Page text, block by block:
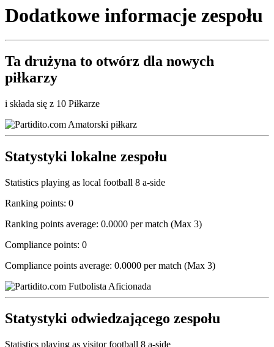
Dodatkowe informacje zespołu
Ta drużyna to otwórz dla nowych
piłkarzy
i składa się z 10 Piłkarze
Statystyki lokalne zespołu
Statistics playing as local football 8 a-side
Ranking points: 0
Ranking points average: 0.0000 per match (Max 3)
Compliance points: 0
Compliance points average: 0.0000 per match (Max 3)
Statystyki odwiedzającego zespołu
Statistics playing as visitor football 8 a-side